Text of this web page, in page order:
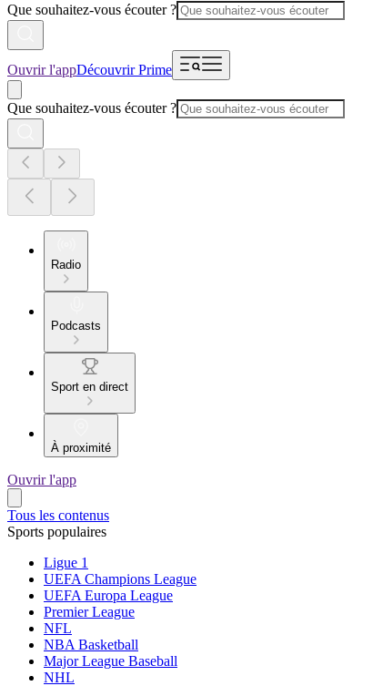
Que souhaitez-vous écouter ?
Ouvrir l'appDécouvrir Prime
Que souhaitez-vous écouter ?
Radio
Podcasts
Sport en direct
À proximité
Ouvrir l'app
Tous les contenus
Sports populaires
Ligue 1
UEFA Champions League
UEFA Europa League
Premier League
NFL
NBA Basketball
Major League Baseball
NHL